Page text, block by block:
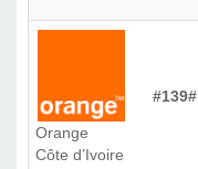
Orange
Côte d’Ivoire
#139#